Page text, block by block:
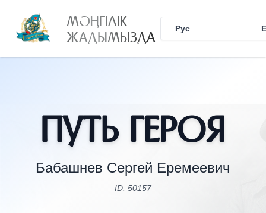
МӘҢГІЛІК
ЖАДЫМЫЗДА Рус
Путь Героя
Бабашнев Сергей Еремеевич
ID: 50157